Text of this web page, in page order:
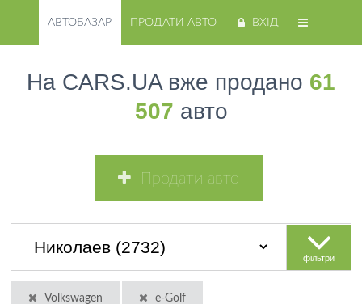
АВТОБАЗАР ПРОДАТИ АВТО ВХІД
На CARS.UA вже продано 61
507 авто
Продати авто
фільтри
Volkswagen e-Golf